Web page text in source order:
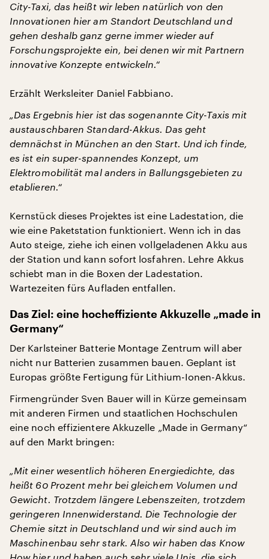
City-Taxi, das heißt wir leben natürlich von den
Innovationen hier am Standort Deutschland und
gehen deshalb ganz gerne immer wieder auf
Forschungsprojekte ein, bei denen wir mit Partnern
innovative Konzepte entwickeln.“
Erzählt Werksleiter Daniel Fabbiano.
„Das Ergebnis hier ist das sogenannte City-Taxis mit
austauschbaren Standard-Akkus. Das geht
demnächst in München an den Start. Und ich finde,
es ist ein super-spannendes Konzept, um
Elektromobilität mal anders in Ballungsgebieten zu
etablieren.“
Kernstück dieses Projektes ist eine Ladestation, die
wie eine Paketstation funktioniert. Wenn ich in das
Auto steige, ziehe ich einen vollgeladenen Akku aus
der Station und kann sofort losfahren. Lehre Akkus
schiebt man in die Boxen der Ladestation.
Wartezeiten fürs Aufladen entfallen.
Das Ziel: eine hocheffiziente Akkuzelle „made in
Germany“
Der Karlsteiner Batterie Montage Zentrum will aber
nicht nur Batterien zusammen bauen. Geplant ist
Europas größte Fertigung für Lithium-Ionen-Akkus.
Firmengründer Sven Bauer will in Kürze gemeinsam
mit anderen Firmen und staatlichen Hochschulen
eine noch effizientere Akkuzelle „Made in Germany“
auf den Markt bringen:
„Mit einer wesentlich höheren Energiedichte, das
heißt 60 Prozent mehr bei gleichem Volumen und
Gewicht. Trotzdem längere Lebenszeiten, trotzdem
geringeren Innenwiderstand. Die Technologie der
Chemie sitzt in Deutschland und wir sind auch im
Maschinenbau sehr stark. Also wir haben das Know